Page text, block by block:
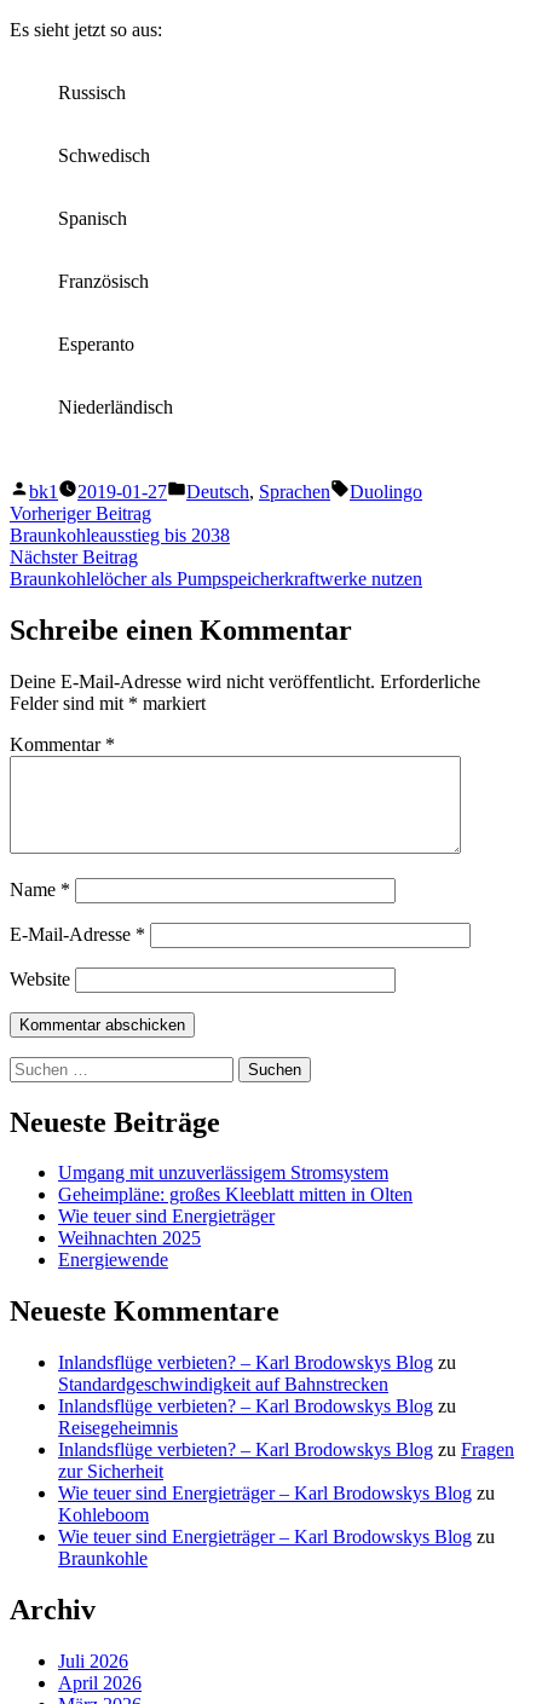
Es sieht jetzt so aus:
Russisch
Schwedisch
Spanisch
Französisch
Esperanto
Niederländisch
Veröffentlicht
von
bk1 2019-01-27
Veröffentlicht
Deutsch, Sprachen Schlagwörter:
Duolingo
Beitragsnavigation
Vorheriger BeitragVorheriger
Beitrag:
Braunkohleausstieg bis 2038
Nächster BeitragNächster
Beitrag:
Braunkohlelöcher als Pumpspeicherkraftwerke nutzen
Schreibe einen Kommentar
Deine E-Mail-Adresse wird nicht veröffentlicht. Erforderliche
Felder sind mit * markiert
Kommentar *
Name *
E-Mail-Adresse *
Website
Suchen
nach:
Neueste Beiträge
Umgang mit unzuverlässigem Stromsystem
Geheimpläne: großes Kleeblatt mitten in Olten
Wie teuer sind Energieträger
Weihnachten 2025
Energiewende
Neueste Kommentare
Inlandsflüge verbieten? – Karl Brodowskys Blog zu
Standardgeschwindigkeit auf Bahnstrecken
Inlandsflüge verbieten? – Karl Brodowskys Blog zu
Reisegeheimnis
Inlandsflüge verbieten? – Karl Brodowskys Blog zu Fragen
zur Sicherheit
Wie teuer sind Energieträger – Karl Brodowskys Blog zu
Kohleboom
Wie teuer sind Energieträger – Karl Brodowskys Blog zu
Braunkohle
Archiv
Juli 2026
April 2026